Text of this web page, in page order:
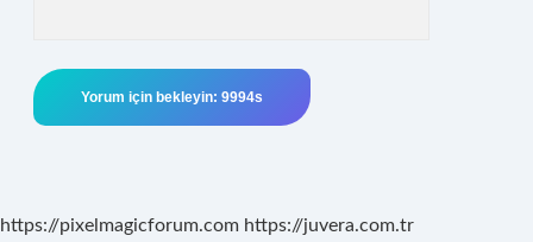
https://pixelmagicforum.com https://juvera.com.tr